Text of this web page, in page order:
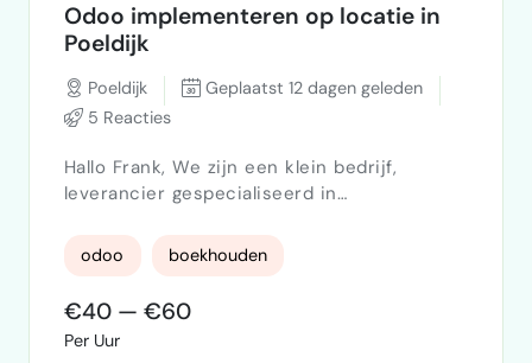
Odoo implementeren op locatie in
Poeldijk
Poeldijk
Geplaatst 12 dagen geleden
5 Reacties
Hallo Frank, We zijn een klein bedrijf,
leverancier gespecialiseerd in
Odoo gedeeltelijk (verkooporders,
die het verder kan inrichten. In de 1e plaats
boekhouding, voorraadbeheer, daarna
mogelijk ook het verkoop gedeelte. Is dit
odoo boekhouden
€40 — €60
Per Uur